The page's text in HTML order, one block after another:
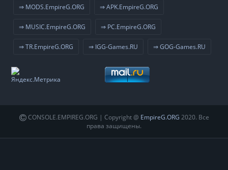
⇒ MODS.EmpireG.ORG ⇒ APK.EmpireG.ORG
⇒ MUSIC.EmpireG.ORG ⇒ PC.EmpireG.ORG
⇒ TR.EmpireG.ORG ⇒ IGG-Games.RU ⇒ GOG-Games.RU
CONSOLE.EMPIREG.ORG | Copyright @ EmpireG.ORG 2020. Все
права защищены.